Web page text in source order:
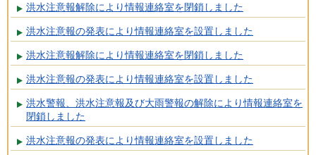
洪水注意報解除により情報連絡室を閉鎖しました
洪水注意報の発表により情報連絡室を設置しました
洪水注意報解除により情報連絡室を閉鎖しました
洪水注意報の発表により情報連絡室を設置しました
洪水警報、洪水注意報及び大雨警報の解除により情報連絡室を
閉鎖しました
洪水注意報の発表により情報連絡室を設置しました